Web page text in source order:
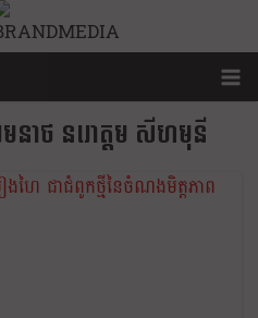
មនាថ នរោត្តម សីហមុនី